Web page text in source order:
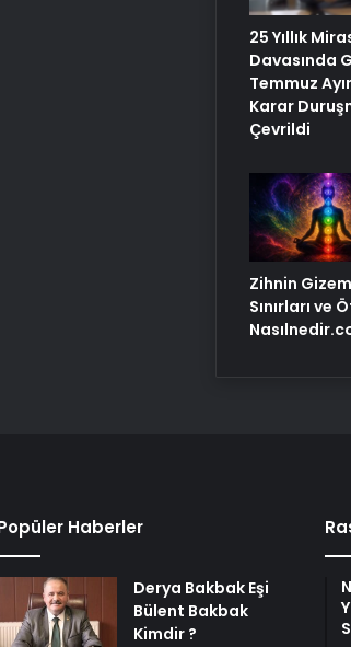
25 Yıllık
Davasında
Temmuz
Karar
Çevrildi
Zihnin
Sınırları ve
Haberler
Derya Bakbak Eşi
Bülent Bakbak
Kimdir ?